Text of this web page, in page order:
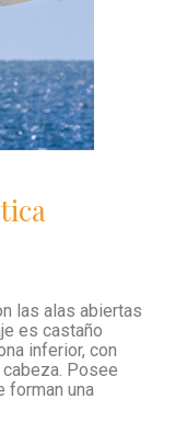
las alas abiertas
es castaño
inferior, con
Posee
forman una